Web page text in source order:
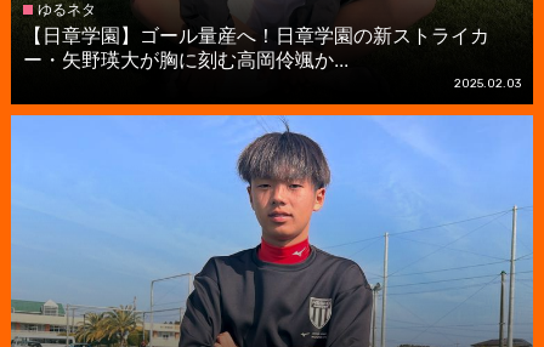
ゆるネタ
【日章学園】ゴール量産へ！日章学園の新ストライカ
ー・矢野瑛大が胸に刻む高岡伶颯か...
2025.02.03